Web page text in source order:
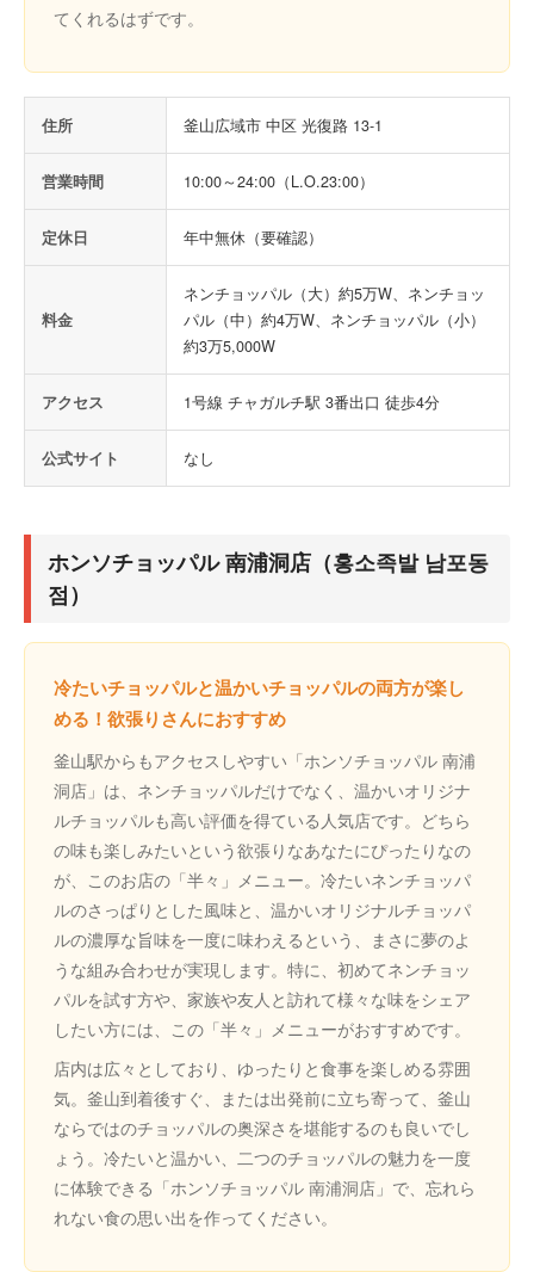
てくれるはずです。
住所 釜山広域市 中区 光復路 13-1
営業時間 10:00～24:00（L.O.23:00）
定休日 年中無休（要確認）
料金
ネンチョッパル（大）約5万W、ネンチョッ
パル（中）約4万W、ネンチョッパル（小）
約3万5,000W
アクセス 1号線 チャガルチ駅 3番出口 徒歩4分
公式サイト なし
ホンソチョッパル 南浦洞店（홍소족발 남포동
점）
冷たいチョッパルと温かいチョッパルの両方が楽し
める！欲張りさんにおすすめ
釜山駅からもアクセスしやすい「ホンソチョッパル 南浦
洞店」は、ネンチョッパルだけでなく、温かいオリジナ
ルチョッパルも高い評価を得ている人気店です。どちら
の味も楽しみたいという欲張りなあなたにぴったりなの
が、このお店の「半々」メニュー。冷たいネンチョッパ
ルのさっぱりとした風味と、温かいオリジナルチョッパ
ルの濃厚な旨味を一度に味わえるという、まさに夢のよ
うな組み合わせが実現します。特に、初めてネンチョッ
パルを試す方や、家族や友人と訪れて様々な味をシェア
したい方には、この「半々」メニューがおすすめです。
店内は広々としており、ゆったりと食事を楽しめる雰囲
気。釜山到着後すぐ、または出発前に立ち寄って、釜山
ならではのチョッパルの奥深さを堪能するのも良いでし
ょう。冷たいと温かい、二つのチョッパルの魅力を一度
に体験できる「ホンソチョッパル 南浦洞店」で、忘れら
れない食の思い出を作ってください。